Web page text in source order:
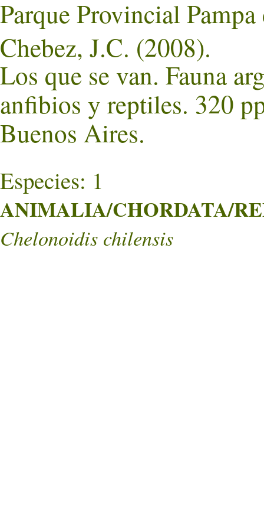
Parque Provincial
Chebez, J.C. (2008).
Los que se van. Fauna
anfibios y reptiles. 320
Buenos Aires.
Especies: 1
ANIMALIA/CHORDATA/
Chelonoidis chilensis